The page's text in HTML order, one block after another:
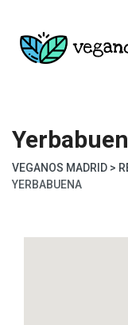
content
VEGANOS MADRID >
YERBABUENA